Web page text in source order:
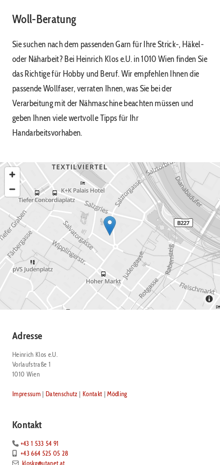
Woll-Beratung
Sie suchen nach dem passenden Garn für Ihre Strick-, Häkel-
oder Näharbeit? Bei Heinrich Klos e.U. in 1010 Wien finden Sie
das Richtige für Hobby und Beruf. Wir empfehlen Ihnen die
passende Wollfaser, verraten Ihnen, was Sie bei der
Verarbeitung mit der Nähmaschine beachten müssen und
geben Ihnen viele wertvolle Tipps für Ihr
Handarbeitsvorhaben.
Adresse
Heinrich Klos e.U.
Vorlaufstraße 1
1010 Wien
Impressum |Datenschutz | Kontakt |Mödling
Kontakt
 +43 1 533 54 91
 +43 664 525 05 28
 kloskg@utanet.at